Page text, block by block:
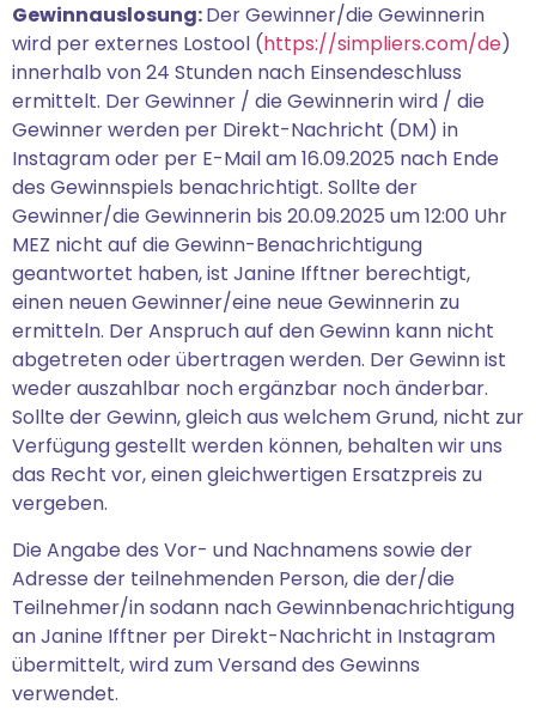
Gewinnauslosung:Der Gewinner/die Gewinnerin
wird per externes Lostool (https://simpliers.com/de)
innerhalb von 24 Stunden nach Einsendeschluss
ermittelt. Der Gewinner / die Gewinnerin wird / die
Gewinner werden per Direkt-Nachricht (DM) in
Instagram oder per E-Mail am 16.09.2025 nach Ende
des Gewinnspiels benachrichtigt. Sollte der
Gewinner/die Gewinnerin bis 20.09.2025 um 12:00 Uhr
MEZ nicht auf die Gewinn-Benachrichtigung
geantwortet haben, ist Janine Ifftner berechtigt,
einen neuen Gewinner/eine neue Gewinnerin zu
ermitteln. Der Anspruch auf den Gewinn kann nicht
abgetreten oder übertragen werden. Der Gewinn ist
weder auszahlbar noch ergänzbar noch änderbar.
Sollte der Gewinn, gleich aus welchem Grund, nicht zur
Verfügung gestellt werden können, behalten wir uns
das Recht vor, einen gleichwertigen Ersatzpreis zu
vergeben.
Die Angabe des Vor- und Nachnamens sowie der
Adresse der teilnehmenden Person, die der/die
Teilnehmer/in sodann nach Gewinnbenachrichtigung
an Janine Ifftner per Direkt-Nachricht in Instagram
übermittelt, wird zum Versand des Gewinns
verwendet.